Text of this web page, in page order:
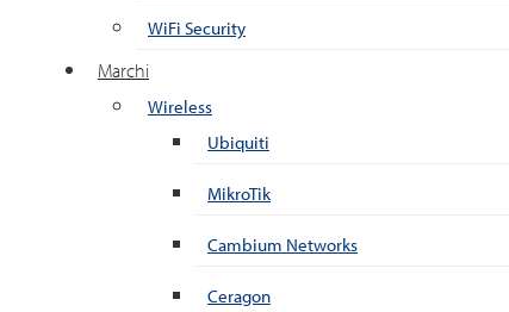
WiFi Security
Marchi
Wireless
Ubiquiti
MikroTik
Cambium Networks
Ceragon